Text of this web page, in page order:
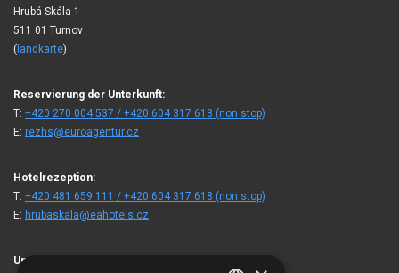
Hrubá Skála 1
511 01 Turnov
( landkarte)
Reservierung der Unterkunft:
T: +420 270 004 537 / +420 604 317 618 (non stop)
E: rezhs@euroagentur.cz
Hotelrezeption:
T: +420 481 659 111 / +420 604 317 618 (non stop)
E: hrubaskala@eahotels.cz
Unsere Gäste besuchten auch